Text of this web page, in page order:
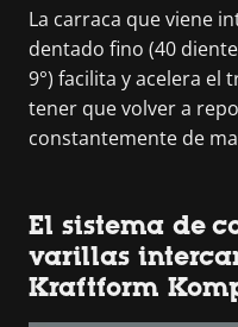
La carraca que viene
dentado fino (40
9°) facilita y acelera el
tener que volver a
constantemente de
El sistema de
varillas
Kraftform